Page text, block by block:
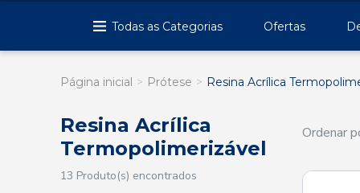
Todas as Categorias Ofertas
Página inicial Prótese Resina Acrílica
Resina Acrílica
Termopolimerizável
13 Produto(s) encontrados
Ordenar